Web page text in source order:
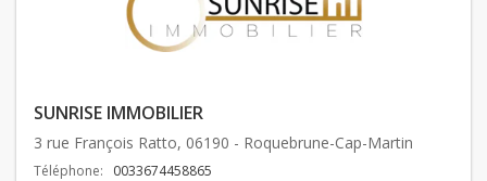
SUNRISE IMMOBILIER
3 rue François Ratto, 06190 - Roquebrune-Cap-Martin
Téléphone: 0033674458865